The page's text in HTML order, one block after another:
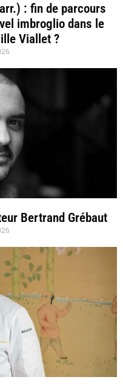
: fin de parcours
imbroglio dans le
Viallet ?
Bertrand Grébaut